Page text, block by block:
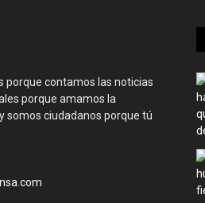
porque contamos las noticias
porque amamos la
somos ciudadanos porque tú